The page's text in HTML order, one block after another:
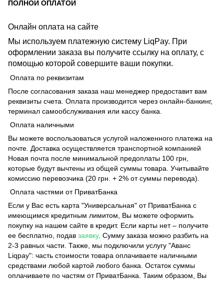
ПОЛНОЙ ОПЛАТОЙ
Онлайн оплата на сайте
Мы используем платежную систему LiqPay. При
оформлении заказа вы получите ссылку на оплату, с
помощью которой совершите ваши покупки.
Оплата по реквизитам
После согласования заказа наш менеджер предоставит вам
реквизиты счета. Оплата производится через онлайн-банкинг,
терминал самообслуживания или кассу банка.
Оплата наличными
Вы можете воспользоваться услугой наложенного платежа на
почте. Доставка осуществляется транспортной компанией
Новая почта после минимальной предоплаты 100 грн,
которые будут вычтены из общей суммы товара. Учитывайте
комиссию перевозчика (20 грн. + 2% от суммы перевода).
Оплата частями от ПриватБанка
Если у Вас есть карта "Универсальная" от ПриватБанка с
имеющимся кредитным лимитом, Вы можете оформить
покупку на нашем сайте в кредит. Если карты нет – получите
ее бесплатно, подав заявку. Сумму заказа можно разбить на
2-3 равных части. Также, мы подключили услугу "Аванс
Liqpay": часть стоимости товара оплачиваете наличными
средствами любой картой любого банка. Остаток суммы
оплачиваете по частям от ПриватБанка. Таким образом, Вы